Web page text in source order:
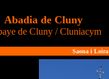
Abadia de Cluny
de Cluny / Cluniacym
Saona i Loira